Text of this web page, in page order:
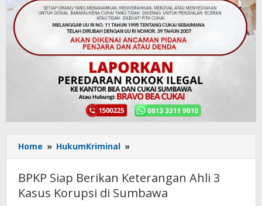
Home » HukumKriminal »
Siap
Keterangan
Ahli
BPKP Siap Berikan Keterangan Ahli 3
Kasus Korupsi di Sumbawa